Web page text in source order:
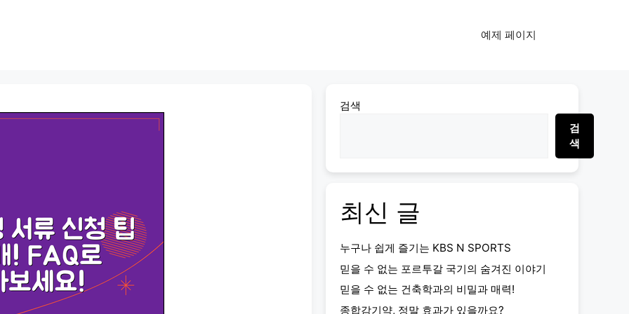
예제 페이지
검색
검
색
최신 글
누구나 쉽게 즐기는 KBS N SPORTS
믿을 수 없는 포르투갈 국기의 숨겨진 이야기
믿을 수 없는 건축학과의 비밀과 매력!
종합감기약, 정말 효과가 있을까요?